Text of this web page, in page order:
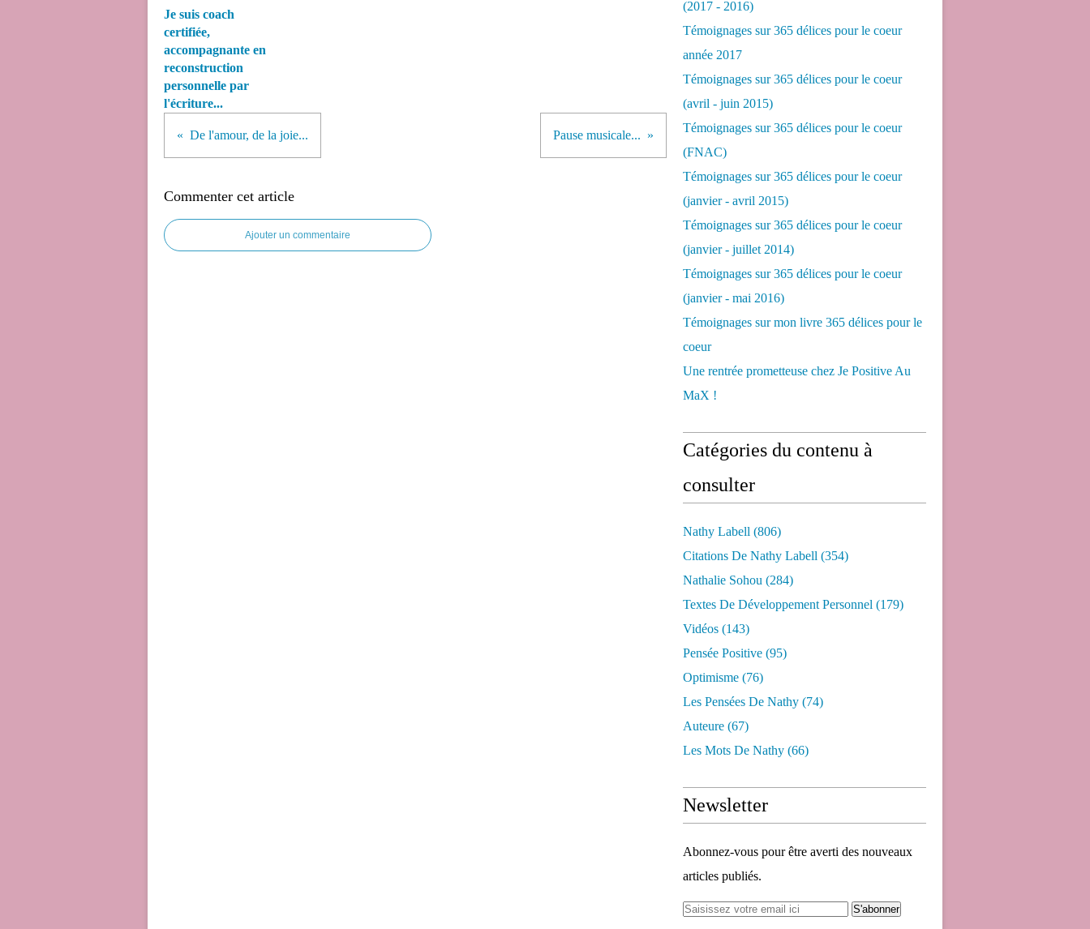
Je suis coach
certifiée,
accompagnante en
reconstruction
personnelle par
l'écriture...
De l'amour, de la joie... Pause musicale...
Commenter cet article
Ajouter un commentaire
(2017 - 2016)
Témoignages sur 365 délices pour le coeur
année 2017
Témoignages sur 365 délices pour le coeur
(avril - juin 2015)
Témoignages sur 365 délices pour le coeur
(FNAC)
Témoignages sur 365 délices pour le coeur
(janvier - avril 2015)
Témoignages sur 365 délices pour le coeur
(janvier - juillet 2014)
Témoignages sur 365 délices pour le coeur
(janvier - mai 2016)
Témoignages sur mon livre 365 délices pour le
coeur
Une rentrée prometteuse chez Je Positive Au
MaX !
Catégories du contenu à
consulter
Nathy Labell (806)
Citations De Nathy Labell (354)
Nathalie Sohou (284)
Textes De Développement Personnel (179)
Vidéos (143)
Pensée Positive (95)
Optimisme (76)
Les Pensées De Nathy (74)
Auteure (67)
Les Mots De Nathy (66)
Newsletter
Abonnez-vous pour être averti des nouveaux
articles publiés.